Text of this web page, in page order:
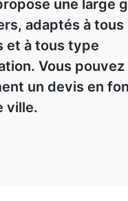
une large
adaptés à tous
et à tous type
Vous
un devis en
ville.